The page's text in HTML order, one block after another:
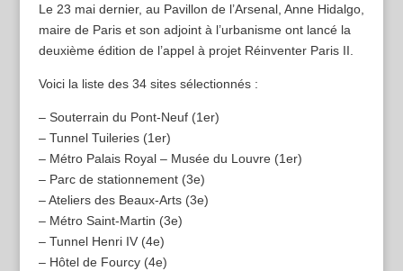
Le 23 mai dernier, au Pavillon de l’Arsenal, Anne Hidalgo,
maire de Paris et son adjoint à l’urbanisme ont lancé la
deuxième édition de l’appel à projet Réinventer Paris II.
Voici la liste des 34 sites sélectionnés :
– Souterrain du Pont-Neuf (1er)
– Tunnel Tuileries (1er)
– Métro Palais Royal – Musée du Louvre (1er)
– Parc de stationnement (3e)
– Ateliers des Beaux-Arts (3e)
– Métro Saint-Martin (3e)
– Tunnel Henri IV (4e)
– Hôtel de Fourcy (4e)